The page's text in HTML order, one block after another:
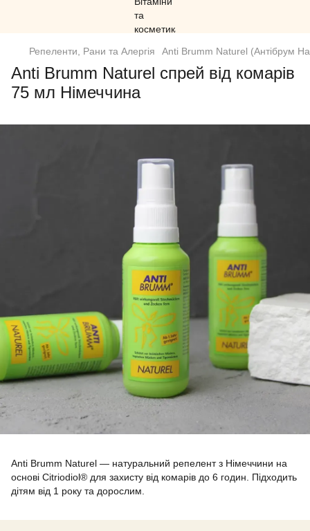
Репеленти, Рани та Алергія Anti Brumm Naturel (Антібрум
Anti Brumm Naturel спрей від комарів
75 мл Німеччина
Anti Brumm Naturel — натуральний репелент з Німеччини на
основі Citriodiol® для захисту від комарів до 6 годин. Підходить
дітям від 1 року та дорослим.